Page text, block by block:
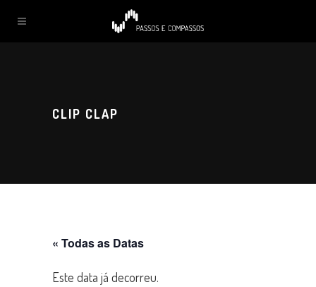
CLIP CLAP
« Todas as Datas
Este data já decorreu.